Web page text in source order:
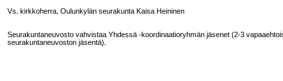
Vs. kirkkoherra, Oulunkylän seurakunta Kaisa Heininen
Seurakuntaneuvosto vahvistaa Yhdessä -koordinaatioryhmän jäsenet (2-3
seurakuntaneuvoston jäsentä).